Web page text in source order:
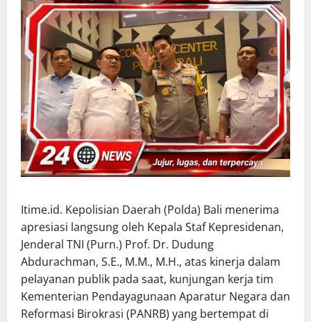
Itime.id. Kepolisian Daerah (Polda) Bali menerima
apresiasi langsung oleh Kepala Staf Kepresidenan,
Jenderal TNI (Purn.) Prof. Dr. Dudung
Abdurachman, S.E., M.M., M.H., atas kinerja dalam
pelayanan publik pada saat, kunjungan kerja tim
Kementerian Pendayagunaan Aparatur Negara dan
Reformasi Birokrasi (PANRB) yang bertempat di